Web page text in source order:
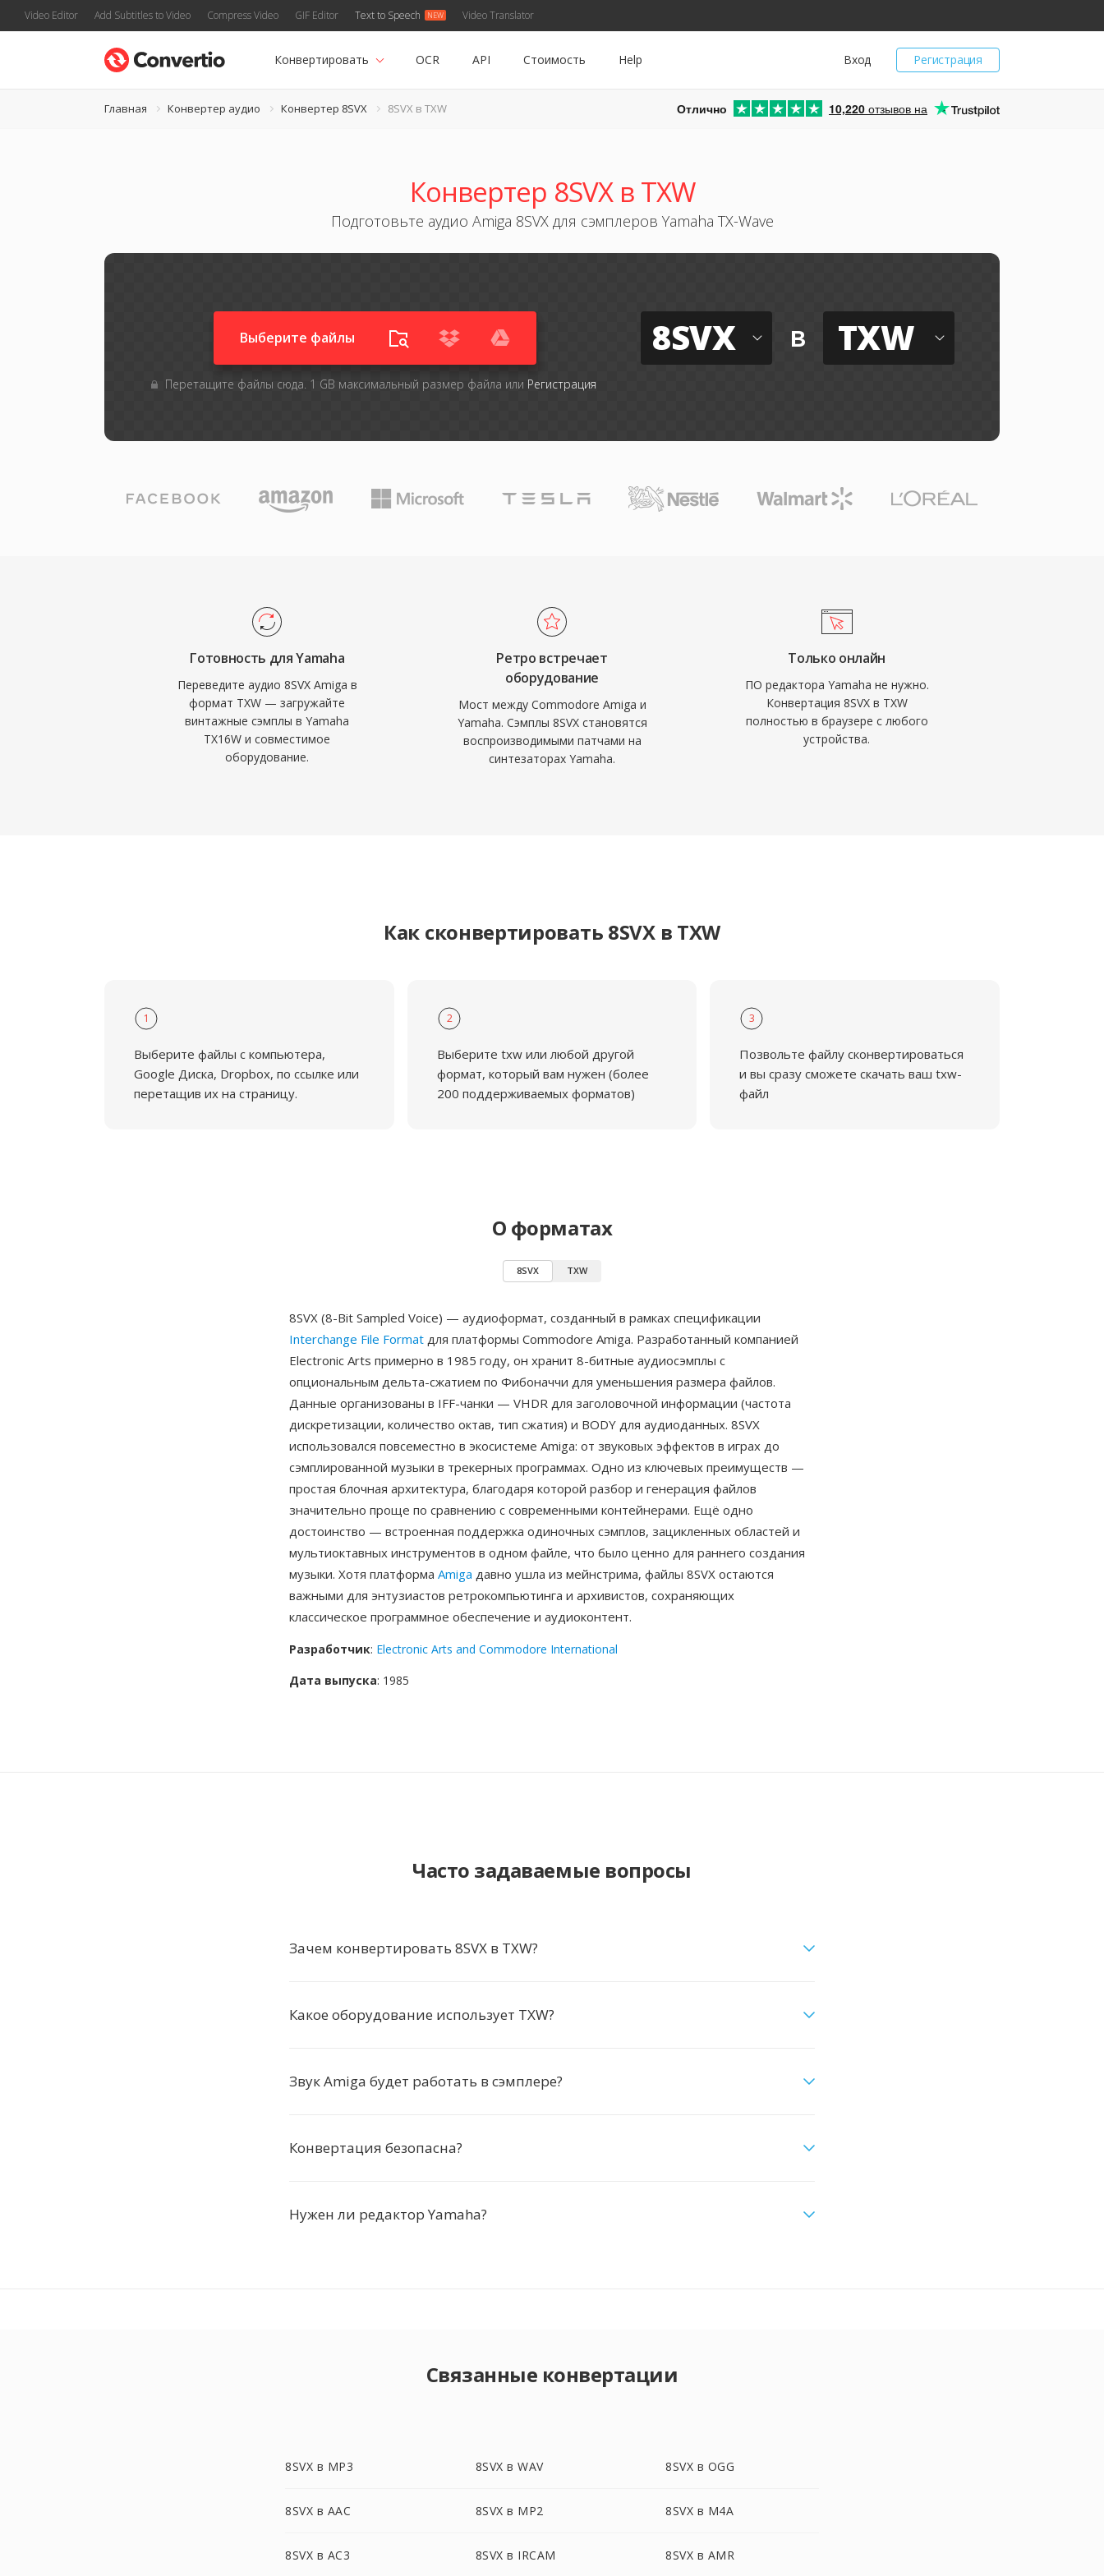
Video Editor Add Subtitles to Video Compress Video GIF Editor Text to Speech Video Translator
Регистрация
Вход
Конвертировать OCR API Стоимость Help
Главная Конвертер аудио Конвертер 8SVX 8SVX в TXW Отлично 10,220 отзывов на
Конвертер 8SVX в TXW
Подготовьте аудио Amiga 8SVX для сэмплеров Yamaha TX-Wave
Выберите файлы
Перетащите файлы сюда. 1 GB максимальный размер файла или Регистрация
8SVX в TXW
Готовность для Yamaha
Переведите аудио 8SVX Amiga в
формат TXW — загружайте
винтажные сэмплы в Yamaha
TX16W и совместимое
оборудование.
Ретро встречает
оборудование
Мост между Commodore Amiga и
Yamaha. Сэмплы 8SVX становятся
воспроизводимыми патчами на
синтезаторах Yamaha.
Только онлайн
ПО редактора Yamaha не нужно.
Конвертация 8SVX в TXW
полностью в браузере с любого
устройства.
Как сконвертировать 8SVX в TXW
1
Выберите файлы с компьютера,
Google Диска, Dropbox, по ссылке или
перетащив их на страницу.
2
Выберите txw или любой другой
формат, который вам нужен (более
200 поддерживаемых форматов)
3
Позвольте файлу сконвертироваться
и вы сразу сможете скачать ваш txw-
файл
О форматах
8SVX TXW
8SVX (8-Bit Sampled Voice) — аудиоформат, созданный в рамках спецификации
Interchange File Format для платформы Commodore Amiga. Разработанный компанией
Electronic Arts примерно в 1985 году, он хранит 8-битные аудиосэмплы с
опциональным дельта-сжатием по Фибоначчи для уменьшения размера файлов.
Данные организованы в IFF-чанки — VHDR для заголовочной информации (частота
дискретизации, количество октав, тип сжатия) и BODY для аудиоданных. 8SVX
использовался повсеместно в экосистеме Amiga: от звуковых эффектов в играх до
сэмплированной музыки в трекерных программах. Одно из ключевых преимуществ —
простая блочная архитектура, благодаря которой разбор и генерация файлов
значительно проще по сравнению с современными контейнерами. Ещё одно
достоинство — встроенная поддержка одиночных сэмплов, зацикленных областей и
мультиоктавных инструментов в одном файле, что было ценно для раннего создания
музыки. Хотя платформа Amiga давно ушла из мейнстрима, файлы 8SVX остаются
важными для энтузиастов ретрокомпьютинга и архивистов, сохраняющих
классическое программное обеспечение и аудиоконтент.
Разработчик: Electronic Arts and Commodore International
Дата выпуска: 1985
Часто задаваемые вопросы
Зачем конвертировать 8SVX в TXW?
Какое оборудование использует TXW?
Звук Amiga будет работать в сэмплере?
Конвертация безопасна?
Нужен ли редактор Yamaha?
Связанные конвертации
8SVX в MP3 8SVX в WAV 8SVX в OGG
8SVX в AAC 8SVX в MP2 8SVX в M4A
8SVX в AC3 8SVX в IRCAM 8SVX в AMR